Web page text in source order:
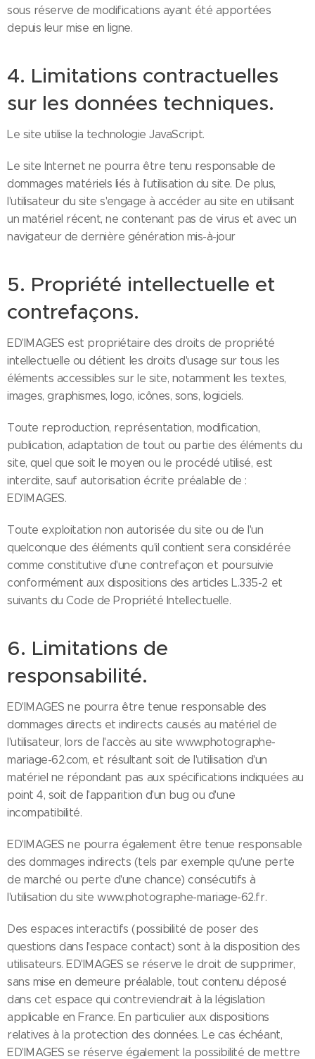
sous réserve de modifications ayant été apportées
depuis leur mise en ligne.
4. Limitations contractuelles
sur les données techniques.
Le site utilise la technologie JavaScript.
Le site Internet ne pourra être tenu responsable de
dommages matériels liés à l'utilisation du site. De plus,
l'utilisateur du site s'engage à accéder au site en utilisant
un matériel récent, ne contenant pas de virus et avec un
navigateur de dernière génération mis-à-jour
5. Propriété intellectuelle et
contrefaçons.
ED'IMAGES est propriétaire des droits de propriété
intellectuelle ou détient les droits d'usage sur tous les
éléments accessibles sur le site, notamment les textes,
images, graphismes, logo, icônes, sons, logiciels.
Toute reproduction, représentation, modification,
publication, adaptation de tout ou partie des éléments du
site, quel que soit le moyen ou le procédé utilisé, est
interdite, sauf autorisation écrite préalable de :
ED'IMAGES.
Toute exploitation non autorisée du site ou de l'un
quelconque des éléments qu'il contient sera considérée
comme constitutive d'une contrefaçon et poursuivie
conformément aux dispositions des articles L.335-2 et
suivants du Code de Propriété Intellectuelle.
6. Limitations de
responsabilité.
ED'IMAGES ne pourra être tenue responsable des
dommages directs et indirects causés au matériel de
l'utilisateur, lors de l'accès au site www.photographe-
mariage-62.com, et résultant soit de l'utilisation d'un
matériel ne répondant pas aux spécifications indiquées au
point 4, soit de l'apparition d'un bug ou d'une
incompatibilité.
ED'IMAGES ne pourra également être tenue responsable
des dommages indirects (tels par exemple qu'une perte
de marché ou perte d'une chance) consécutifs à
l'utilisation du site www.photographe-mariage-62.fr.
Des espaces interactifs (possibilité de poser des
questions dans l'espace contact) sont à la disposition des
utilisateurs. ED'IMAGES se réserve le droit de supprimer,
sans mise en demeure préalable, tout contenu déposé
dans cet espace qui contreviendrait à la législation
applicable en France. En particulier aux dispositions
relatives à la protection des données. Le cas échéant,
ED'IMAGES se réserve également la possibilité de mettre